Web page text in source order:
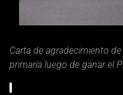
Carta de agradecimiento
primaria luego de ganar el